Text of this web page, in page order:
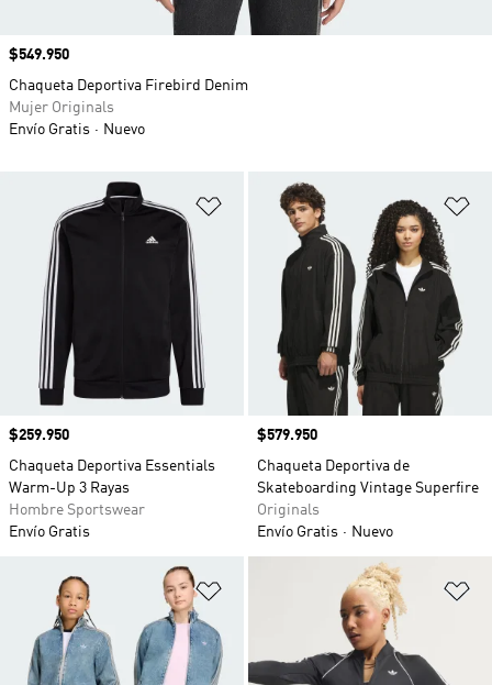
Añadir a la lista de deseos
Precio
$259.950
Chaqueta Deportiva Essentials
Warm-Up 3 Rayas
Hombre Sportswear
Envío Gratis
Precio
$579.950
Chaqueta Deportiva de
Skateboarding Vintage Superfire
Originals
Envío Gratis
Nuevo
Añadir a la lista de deseos
Precio
$549.950
Chaqueta Deportiva Firebird Denim
Mujer Originals
Envío Gratis
Nuevo